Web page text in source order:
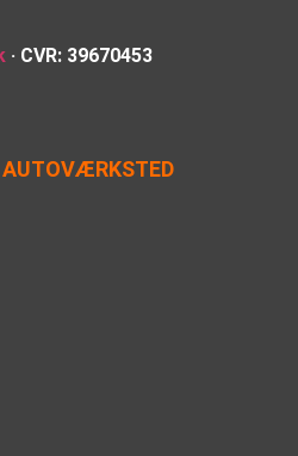
· CVR: 39670453
AUTOVÆRKSTED